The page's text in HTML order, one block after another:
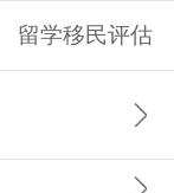
留学移民评估